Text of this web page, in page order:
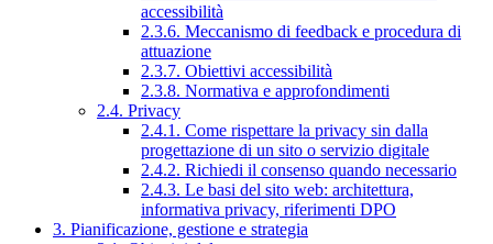
accessibilità
2.3.6. Meccanismo di feedback e procedura di
attuazione
2.3.7. Obiettivi accessibilità
2.3.8. Normativa e approfondimenti
2.4. Privacy
2.4.1. Come rispettare la privacy sin dalla
progettazione di un sito o servizio digitale
2.4.2. Richiedi il consenso quando necessario
2.4.3. Le basi del sito web: architettura,
informativa privacy, riferimenti DPO
3. Pianificazione, gestione e strategia